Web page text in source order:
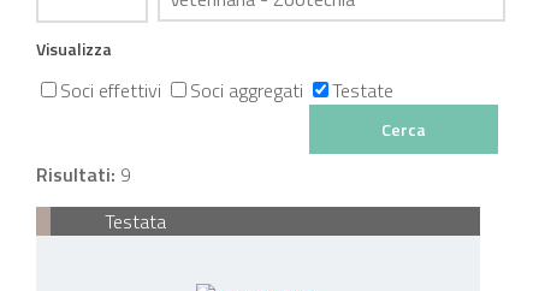
Visualizza
Soci effettivi Soci aggregati Testate
Risultati: 9
Testata